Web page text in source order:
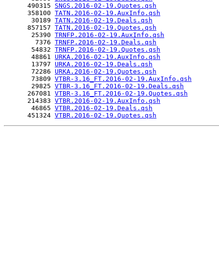
      490315
SNGS.2016-02-19.Quotes.qsh
      358100
TATN.2016-02-19.AuxInfo.qsh
       30189
TATN.2016-02-19.Deals.qsh
      857157
TATN.2016-02-19.Quotes.qsh
       25390
TRNFP.2016-02-19.AuxInfo.qsh
        7376
TRNFP.2016-02-19.Deals.qsh
       54832
TRNFP.2016-02-19.Quotes.qsh
       48861
URKA.2016-02-19.AuxInfo.qsh
       13797
URKA.2016-02-19.Deals.qsh
       72286
URKA.2016-02-19.Quotes.qsh
       73809
VTBR-3.16_FT.2016-02-19.AuxInfo.qsh
       29825
VTBR-3.16_FT.2016-02-19.Deals.qsh
      267081
VTBR-3.16_FT.2016-02-19.Quotes.qsh
      214383
VTBR.2016-02-19.AuxInfo.qsh
       46865
VTBR.2016-02-19.Deals.qsh
      451324
VTBR.2016-02-19.Quotes.qsh